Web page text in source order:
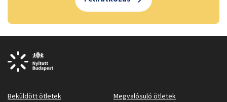
Beküldött ötletek Megvalósuló ötletek